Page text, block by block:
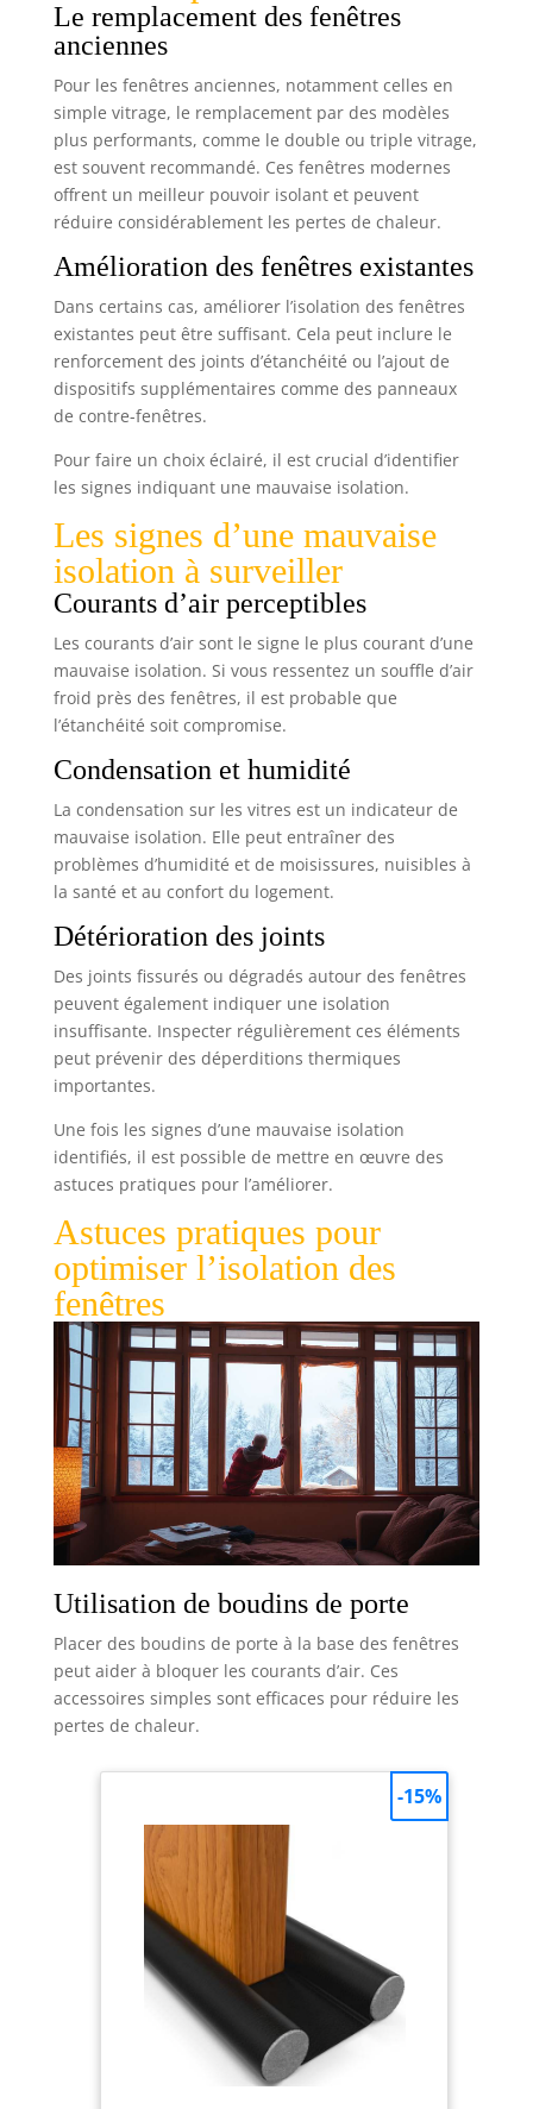
Le remplacement des fenêtres
anciennes
Pour les fenêtres anciennes, notamment celles en
simple vitrage, le remplacement par des modèles
plus performants, comme le double ou triple vitrage,
est souvent recommandé. Ces fenêtres modernes
offrent un meilleur pouvoir isolant et peuvent
réduire considérablement les pertes de chaleur.
Amélioration des fenêtres existantes
Dans certains cas, améliorer l’isolation des fenêtres
existantes peut être suffisant. Cela peut inclure le
renforcement des joints d’étanchéité ou l’ajout de
dispositifs supplémentaires comme des panneaux
de contre-fenêtres.
Pour faire un choix éclairé, il est crucial d’identifier
les signes indiquant une mauvaise isolation.
Les signes d’une mauvaise
isolation à surveiller
Courants d’air perceptibles
Les courants d’air sont le signe le plus courant d’une
mauvaise isolation. Si vous ressentez un souffle d’air
froid près des fenêtres, il est probable que
l’étanchéité soit compromise.
Condensation et humidité
La condensation sur les vitres est un indicateur de
mauvaise isolation. Elle peut entraîner des
problèmes d’humidité et de moisissures, nuisibles à
la santé et au confort du logement.
Détérioration des joints
Des joints fissurés ou dégradés autour des fenêtres
peuvent également indiquer une isolation
insuffisante. Inspecter régulièrement ces éléments
peut prévenir des déperditions thermiques
importantes.
Une fois les signes d’une mauvaise isolation
identifiés, il est possible de mettre en œuvre des
astuces pratiques pour l’améliorer.
Astuces pratiques pour
optimiser l’isolation des
fenêtres
Utilisation de boudins de porte
Placer des boudins de porte à la base des fenêtres
peut aider à bloquer les courants d’air. Ces
accessoires simples sont efficaces pour réduire les
pertes de chaleur.
-15%